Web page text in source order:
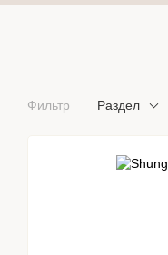
Фильтр Раздел